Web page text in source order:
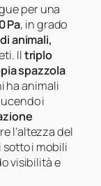
per una
Pa, in grado
animali,
Iltriplo
spazzola
ha animali
i
l’altezza del
sotto i mobili
visibilità e